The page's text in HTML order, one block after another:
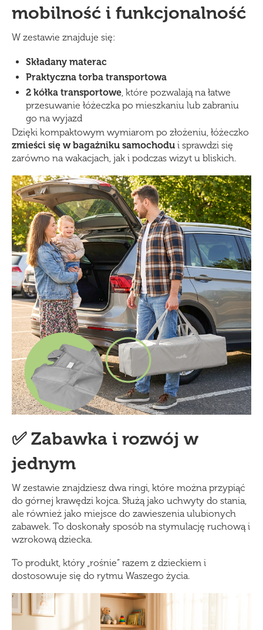
mobilność i funkcjonalność
W zestawie znajduje się:
Składany materac
Praktyczna torba transportowa
2 kółka transportowe, które pozwalają na łatwe
przesuwanie łóżeczka po mieszkaniu lub zabraniu
go na wyjazd
Dzięki kompaktowym wymiarom po złożeniu, łóżeczko
zmieści się w bagażniku samochodu i sprawdzi się
zarówno na wakacjach, jak i podczas wizyt u bliskich.
✅ Zabawka i rozwój w
jednym
W zestawie znajdziesz dwa ringi, które można przypiąć
do górnej krawędzi kojca. Służą jako uchwyty do stania,
ale również jako miejsce do zawieszenia ulubionych
zabawek. To doskonały sposób na stymulację ruchową i
wzrokową dziecka.
To produkt, który „rośnie” razem z dzieckiem i
dostosowuje się do rytmu Waszego życia.